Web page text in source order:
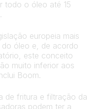
todo o óleo até 15
europeia mais
do óleo e, de acordo
este conceito
muito inferior aos
Boom.
de fritura e filtração da
podem ter a